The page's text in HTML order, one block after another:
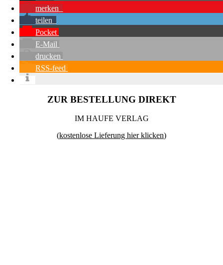
merken
teilen
Pocket
E-Mail
drucken
RSS-feed
ZUR BESTELLUNG DIREKT
IM HAUFE VERLAG
(kostenlose Lieferung hier klicken)